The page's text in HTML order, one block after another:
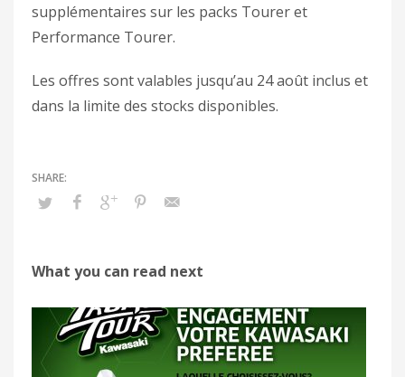
supplémentaires sur les packs Tourer et
Performance Tourer.
Les offres sont valables jusqu’au 24 août inclus et
dans la limite des stocks disponibles.
What you can read next